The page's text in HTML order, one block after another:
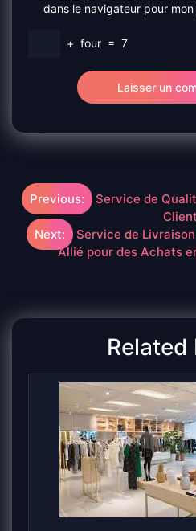
dans le navigateur pour
+ four = 7
Navigation
de
l’article
Previous:
Service de
Client
Next:
Service de
Allié pour des Achats
Related